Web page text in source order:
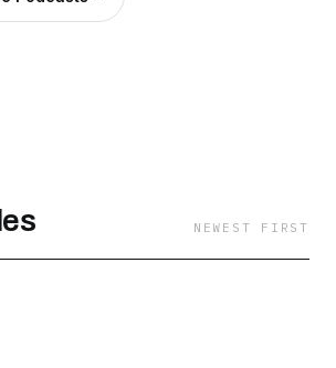
NEWEST FIRST